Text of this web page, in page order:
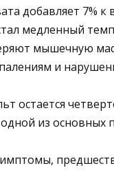
добавляет 7%
медленный
мышечную
и
остается
из основных